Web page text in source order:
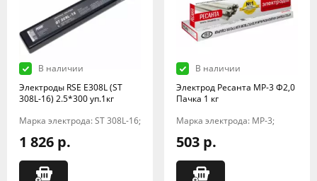
В наличии
Электроды RSE Е308L (ST
308L-16) 2.5*300 уп.1кг
Марка электрода: ST 308L-16;
1 826 р.
В наличии
Электрод Ресанта МР-3 Ф2,0
Пачка 1 кг
Марка электрода: МР-3;
503 р.